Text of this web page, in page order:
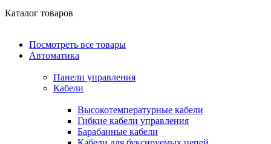
Каталог товаров
Посмотреть все товары
Автоматика
Панели управления
Кабели
Высокотемпературные кабели
Гибкие кабели управления
Барабанные кабели